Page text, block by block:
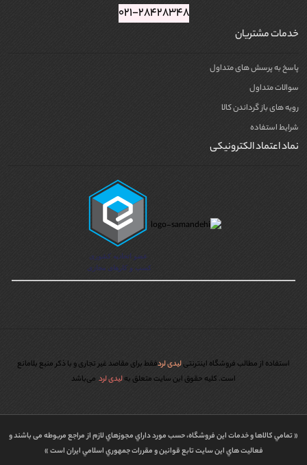
۰۲۱-۲۸۴۲۸۳۴۸
خدمات مشتریان
پاسخ به پرسش های متداول
سوالات متداول
رویه های باز گرداندن کالا
شرایط استفاده
نماد اعتماد الکترونیکی
استفاده از مطالب فروشگاه اینترنتیلیدی لردفقط برای مقاصد غیر تجاری و با ذکر منبع بلامانع
است. کليه حقوق اين سايت متعلق بهلیدی لرد می‌باشد
« تمامي كالاها و خدمات اين فروشگاه، حسب مورد داراي مجوزهاي لازم از مراجع مربوطه می باشند و
فعاليت هاي اين سايت تابع قوانين و مقررات جمهوري اسلامي ايران است »